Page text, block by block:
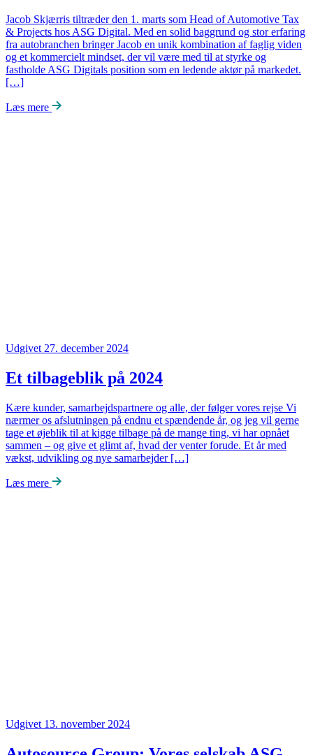
Jacob Skjærris tiltræder den 1. marts som Head of Automotive Tax
& Projects hos ASG Digital. Med en solid baggrund og stor erfaring
fra autobranchen bringer Jacob en unik kombination af faglig viden
og et kommercielt mindset, der vil være med til at styrke og
fastholde ASG Digitals position som en ledende aktør på markedet.
[…]
Læs mere
Udgivet 27. december 2024
Et tilbageblik på 2024
Kære kunder, samarbejdspartnere og alle, der følger vores rejse Vi
nærmer os afslutningen på endnu et spændende år, og jeg vil gerne
tage et øjeblik til at kigge tilbage på de mange ting, vi har opnået
sammen – og give et glimt af, hvad der venter forude. Et år med
vækst, udvikling og nye samarbejder […]
Læs mere
Udgivet 13. november 2024